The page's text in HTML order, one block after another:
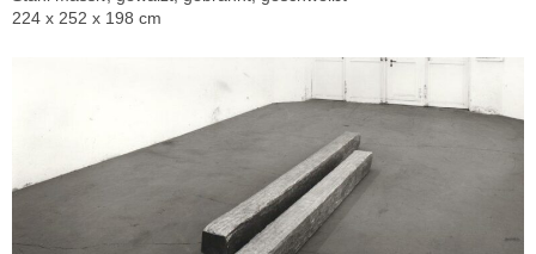
224 x 252 x 198 cm